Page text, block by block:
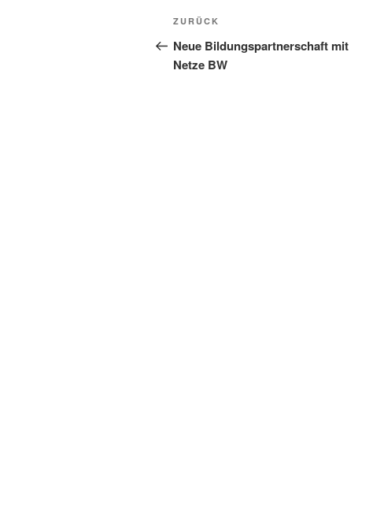
Beitragsnavigation
Vorheriger
Beitrag
ZURÜCK
Neue Bildungspartnerschaft mit
Netze BW